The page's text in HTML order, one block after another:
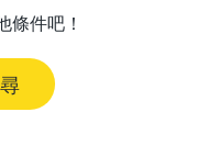
條件吧！